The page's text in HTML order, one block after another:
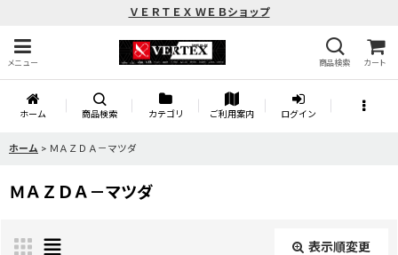
ＶＥＲＴＥＸ ＷＥＢショップ
メニュー 商品検索 カート
ホーム 商品検索 カテゴリ ご利用案内 ログイン
ホーム > ＭＡＺＤＡ－マツダ
ＭＡＺＤＡ－マツダ
表示順変更